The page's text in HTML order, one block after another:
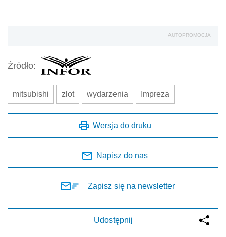
AUTOPROMOCJA
Źródło:
mitsubishi zlot wydarzenia Impreza
Wersja do druku
Napisz do nas
Zapisz się na newsletter
Udostępnij